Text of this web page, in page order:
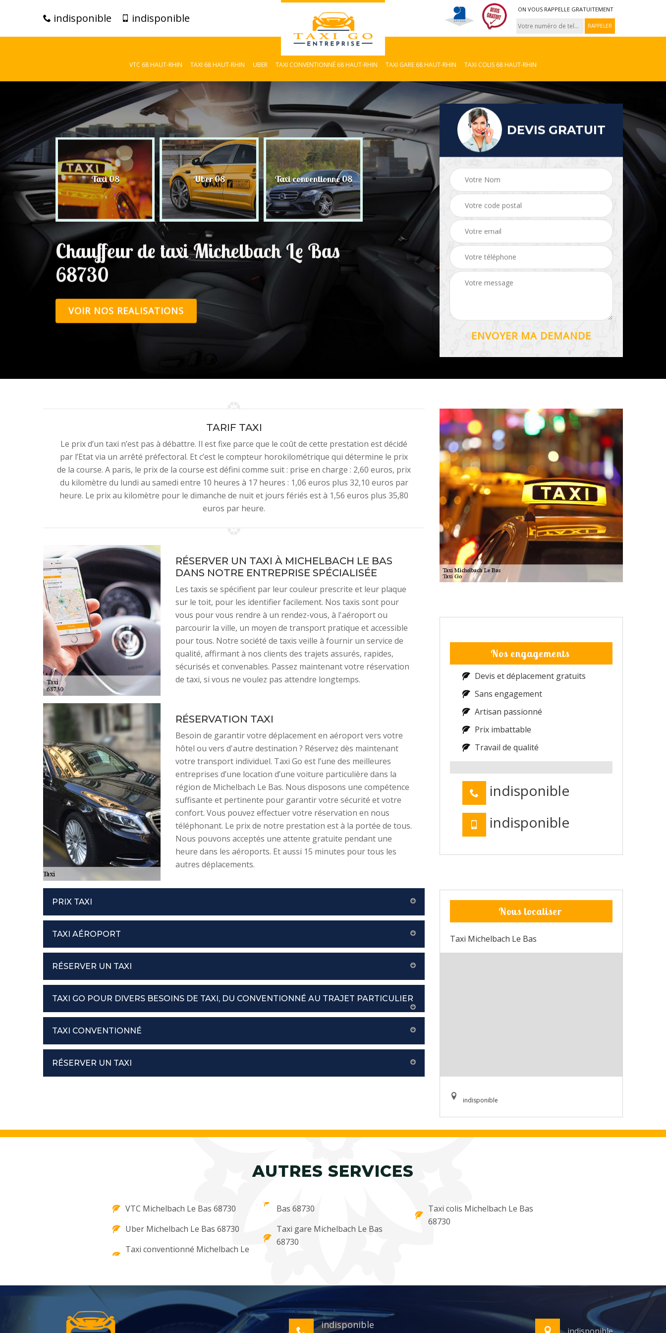
indisponible indisponible
ON VOUS RAPPELLE GRATUITEMENT
VTC 68 HAUT-RHIN TAXI 68 HAUT-RHIN UBER TAXI CONVENTIONNÉ 68 HAUT-RHIN TAXI GARE 68 HAUT-RHIN TAXI COLIS 68 HAUT-RHIN
08 Taxi 08 Uber 08 Taxi conventionné 08 Taxi Gare 08 Taxi colis 08 VTC 08
Chauffeur de taxi Michelbach Le Bas
68730
VOIR NOS REALISATIONS
DEVIS GRATUIT
TARIF TAXI
Le prix d’un taxi n’est pas à débattre. Il est fixe parce que le coût de cette prestation est décidé
par l’Etat via un arrêté préfectoral. Et c’est le compteur horokilométrique qui détermine le prix
de la course. A paris, le prix de la course est défini comme suit : prise en charge : 2,60 euros, prix
du kilomètre du lundi au samedi entre 10 heures à 17 heures : 1,06 euros plus 32,10 euros par
heure. Le prix au kilomètre pour le dimanche de nuit et jours fériés est à 1,56 euros plus 35,80
euros par heure.
RÉSERVER UN TAXI À MICHELBACH LE BAS
DANS NOTRE ENTREPRISE SPÉCIALISÉE
Les taxis se spécifient par leur couleur prescrite et leur plaque
sur le toit, pour les identifier facilement. Nos taxis sont pour
vous pour vous rendre à un rendez-vous, à l'aéroport ou
parcourir la ville, un moyen de transport pratique et accessible
pour tous. Notre société de taxis veille à fournir un service de
qualité, affirmant à nos clients des trajets assurés, rapides,
sécurisés et convenables. Passez maintenant votre réservation
de taxi, si vous ne voulez pas attendre longtemps.
RÉSERVATION TAXI
Besoin de garantir votre déplacement en aéroport vers votre
hôtel ou vers d'autre destination ? Réservez dès maintenant
votre transport individuel. Taxi Go est l’une des meilleures
entreprises d’une location d’une voiture particulière dans la
région de Michelbach Le Bas. Nous disposons une compétence
suffisante et pertinente pour garantir votre sécurité et votre
confort. Vous pouvez effectuer votre réservation en nous
téléphonant. Le prix de notre prestation est à la portée de tous.
Nous pouvons acceptés une attente gratuite pendant une
heure dans les aéroports. Et aussi 15 minutes pour tous les
autres déplacements.
PRIX TAXI
TAXI AÉROPORT
RÉSERVER UN TAXI
TAXI GO POUR DIVERS BESOINS DE TAXI, DU CONVENTIONNÉ AU TRAJET PARTICULIER
TAXI CONVENTIONNÉ
RÉSERVER UN TAXI
Nos engagements
Devis et déplacement gratuits
Sans engagement
Artisan passionné
Prix imbattable
Travail de qualité
indisponible
indisponible
Nous localiser
Taxi Michelbach Le Bas
indisponible
AUTRES SERVICES
VTC Michelbach Le Bas 68730
Uber Michelbach Le Bas 68730
Taxi conventionné Michelbach Le
Bas 68730
Taxi gare Michelbach Le Bas
68730
Taxi colis Michelbach Le Bas
68730
indisponible